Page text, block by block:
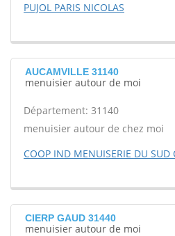
PUJOL PARIS NICOLAS
AUCAMVILLE 31140
menuisier autour de moi
Département: 31140
menuisier autour de chez moi
COOP IND MENUISERIE DU SUD
CIERP GAUD 31440
menuisier autour de moi